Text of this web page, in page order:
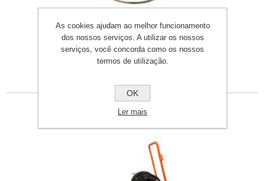
Produtos relacionados
As cookies ajudam ao melhor funcionamento
dos nossos serviços. A utilizar os nossos
serviços, você concorda como os nossos
termos de utilização.
OK
Ler mais